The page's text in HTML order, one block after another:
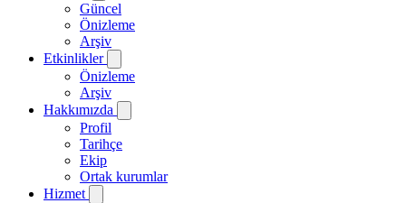
Güncel
Önizleme
Arşiv
Etkinlikler
Önizleme
Arşiv
Hakkımızda
Profil
Tarihçe
Ekip
Ortak kurumlar
Hizmet